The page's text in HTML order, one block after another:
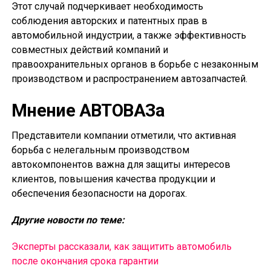
Этот случай подчеркивает необходимость
соблюдения авторских и патентных прав в
автомобильной индустрии, а также эффективность
совместных действий компаний и
правоохранительных органов в борьбе с незаконным
производством и распространением автозапчастей.
Мнение АВТОВАЗа
Представители компании отметили, что активная
борьба с нелегальным производством
автокомпонентов важна для защиты интересов
клиентов, повышения качества продукции и
обеспечения безопасности на дорогах.
Другие новости по теме:
Эксперты рассказали, как защитить автомобиль
после окончания срока гарантии